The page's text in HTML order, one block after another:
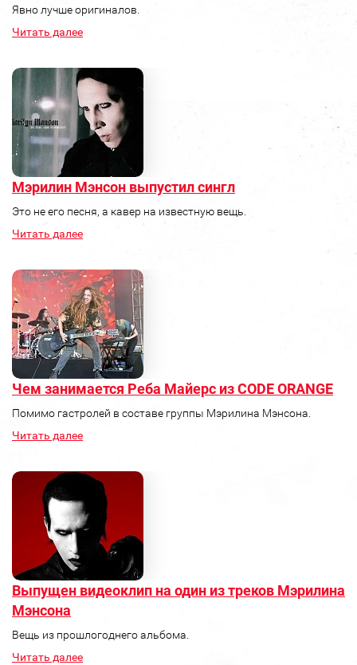
Явно лучше оригиналов.
Читать далее
Мэрилин Мэнсон выпустил сингл
Это не его песня, а кавер на известную вещь.
Читать далее
Чем занимается Реба Майерс из CODE ORANGE
Помимо гастролей в составе группы Мэрилина Мэнсона.
Читать далее
Выпущен видеоклип на один из треков Мэрилина
Мэнсона
Вещь из прошлогоднего альбома.
Читать далее